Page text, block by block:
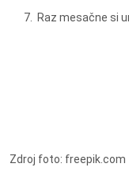
Raz mesačne si
Zdroj foto: freepik.com